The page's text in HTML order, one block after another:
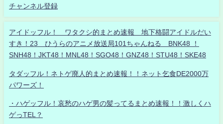
チャンネル登録
アイドッフル！ ワタクシ的まとめ速報 地下格闘アイドルだい
すき！23 ひうらのアニメ放送局101ちゃんねる BNK48 ！
SNH48！JKT48！MNL48！SGO48！GNZ48！STU48！SKE48
タダッフル！ネトゲ廃人的まとめ速報！！ネット乞食DE2000万
パワーズ！
・ハゲッフル！哀愁のハゲ男の髪ってるまとめ速報！！激しくハ
ゲっTEL？